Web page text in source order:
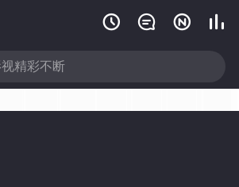
   